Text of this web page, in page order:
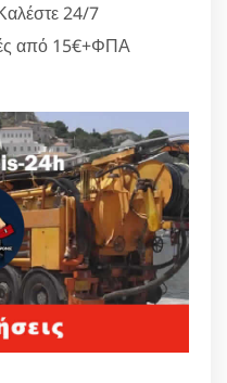
24/7
από 15€+ΦΠΑ